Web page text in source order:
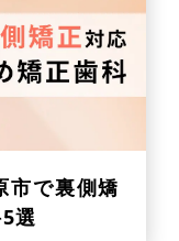
市で裏側矯
選